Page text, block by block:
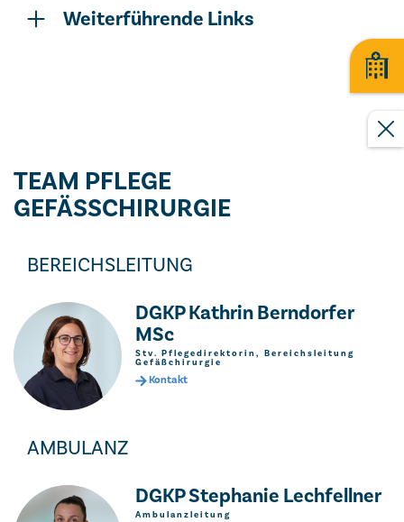
Weiterführende Links
TEAM PFLEGE
GEFÄSSCHIRURGIE
BEREICHSLEITUNG
DGKP Kathrin Berndorfer
MSc
Stv. Pflegedirektorin, Bereichsleitung
Gefäßchirurgie
Kontakt
AMBULANZ
DGKP Stephanie Lechfellner
Ambulanzleitung